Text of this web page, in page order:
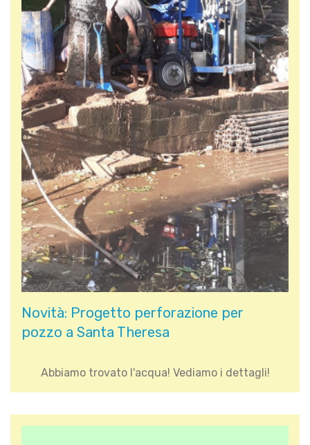
Novità: Progetto perforazione per
pozzo a Santa Theresa
Abbiamo trovato l'acqua! Vediamo i dettagli!